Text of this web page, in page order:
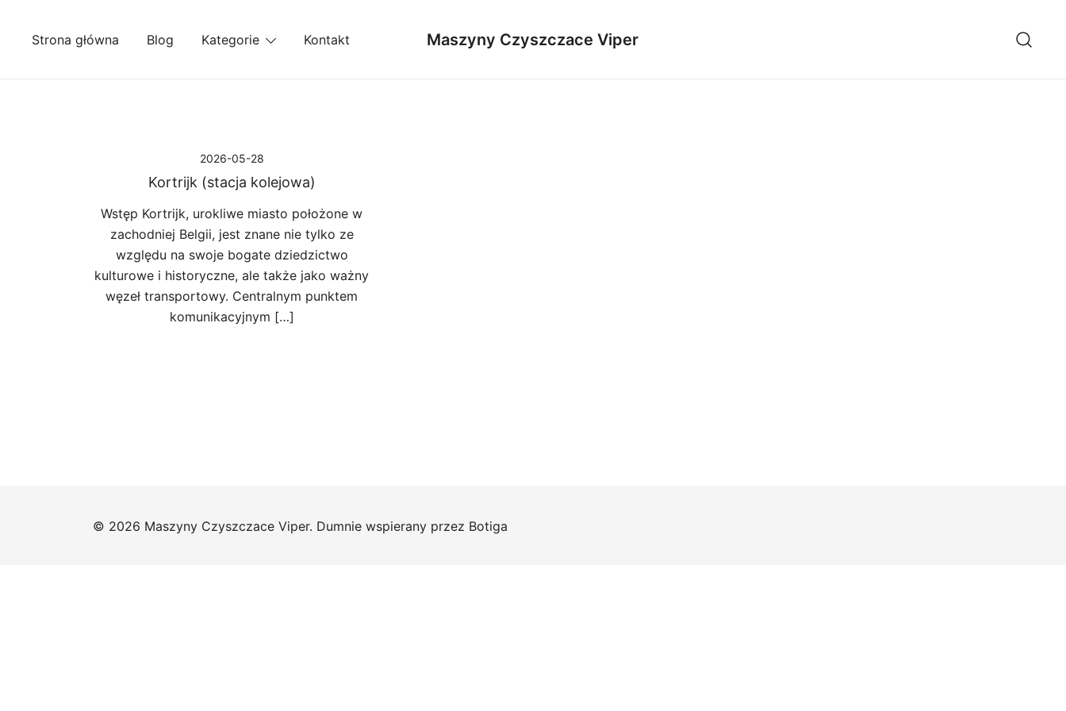
Strona główna Blog Kategorie Kontakt Maszyny Czyszczace Viper
2026-05-28
Kortrijk (stacja kolejowa)
Wstęp Kortrijk, urokliwe miasto położone w
zachodniej Belgii, jest znane nie tylko ze
względu na swoje bogate dziedzictwo
kulturowe i historyczne, ale także jako ważny
węzeł transportowy. Centralnym punktem
komunikacyjnym […]
© 2026 Maszyny Czyszczace Viper. Dumnie wspierany przez Botiga